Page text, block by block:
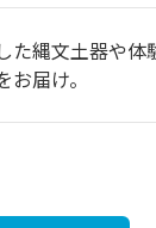
縄文土器や体
届け。